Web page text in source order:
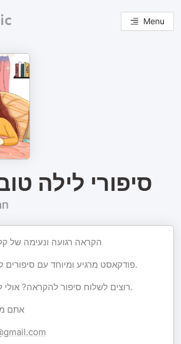
Menu
סיפורי לילה
הקראה רגועה ונעימה של
פודקאסט מרגיע ומיוחד עם סיפורים לפני השינה לילדים.
רוצים לשלוח סיפור להקראה? אולי לבקש סיפור מיוחד.
אתם